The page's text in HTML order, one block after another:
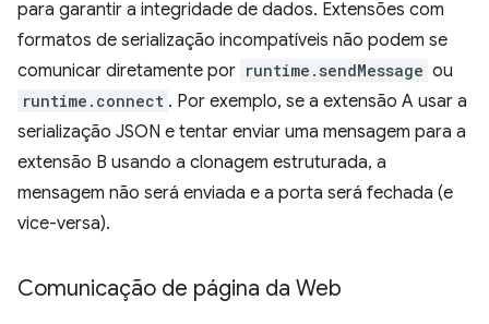
para garantir a integridade de dados. Extensões com
formatos de serialização incompatíveis não podem se
comunicar diretamente por runtime.sendMessage ou
runtime.connect . Por exemplo, se a extensão A usar a
serialização JSON e tentar enviar uma mensagem para a
extensão B usando a clonagem estruturada, a
mensagem não será enviada e a porta será fechada (e
vice-versa).
Comunicação de página da Web